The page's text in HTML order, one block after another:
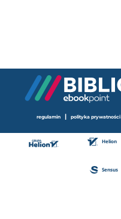
regulamin | polityka prywatności
Helion
Sensus